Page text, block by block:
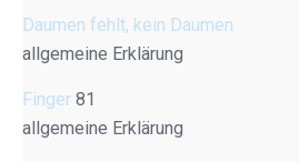
Daumen fehlt, kein Daumen
allgemeine Erklärung
Finger 81
allgemeine Erklärung